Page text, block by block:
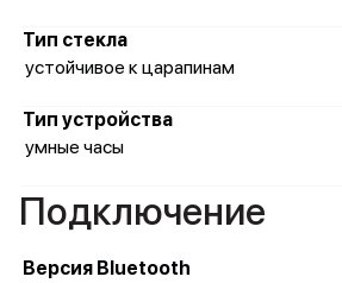
Тип стекла
устойчивое к царапинам
Тип устройства
умные часы
Подключение
Версия Bluetooth